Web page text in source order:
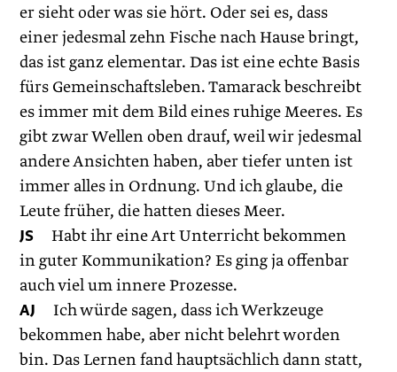
er sieht oder was sie hört. Oder sei es, dass
einer jedesmal zehn Fische nach Hause bringt,
das ist ganz elementar. Das ist eine echte Basis
fürs Gemeinschaftsleben. Tamarack beschreibt
es immer mit dem Bild eines ruhige Meeres. Es
gibt zwar Wellen oben drauf, weil wir jedesmal
andere Ansichten haben, aber tiefer unten ist
immer alles in Ordnung. Und ich glaube, die
Leute früher, die hatten dieses Meer.
JS Habt ihr eine Art Unterricht bekommen
in guter Kommunikation? Es ging ja offenbar
auch viel um innere Prozesse.
AJ Ich würde sagen, dass ich Werkzeuge
bekommen habe, aber nicht belehrt worden
bin. Das Lernen fand hauptsächlich dann statt,